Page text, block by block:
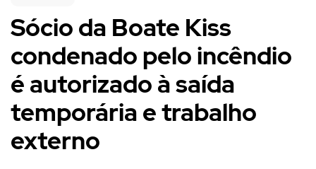
Sócio da Boate Kiss
condenado pelo incêndio
é autorizado à saída
temporária e trabalho
externo